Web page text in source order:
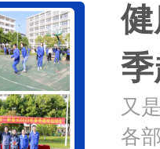
又
各